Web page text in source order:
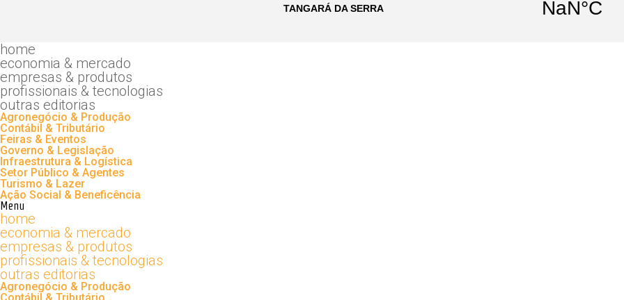
home
economia & mercado
empresas & produtos
profissionais & tecnologias
outras editorias
Agronegócio & Produção
Contábil & Tributário
Feiras & Eventos
Governo & Legislação
Infraestrutura & Logística
Setor Público & Agentes
Turismo & Lazer
Ação Social & Beneficência
Menu
home
economia & mercado
empresas & produtos
profissionais & tecnologias
outras editorias
Agronegócio & Produção